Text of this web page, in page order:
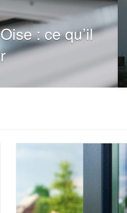
: ce qu’il